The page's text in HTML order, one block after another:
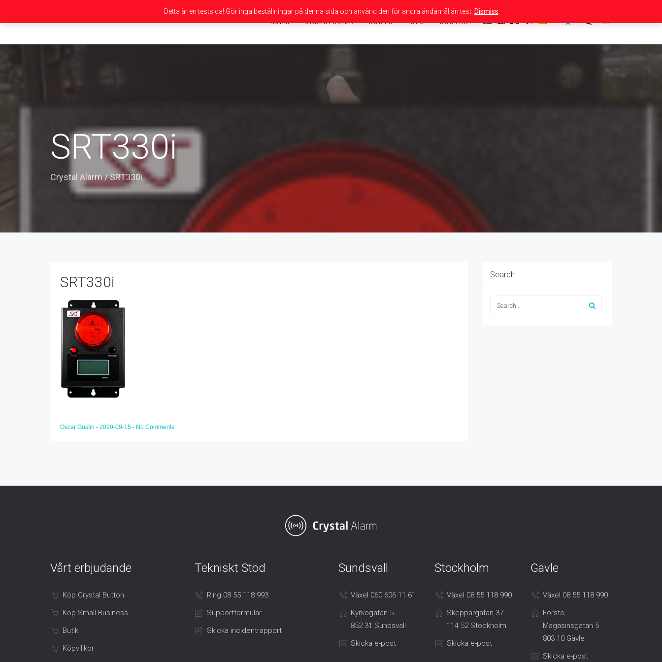
HJEM CASESTUDIER KONTO INFO KONTAKT
SRT330i
Crystal Alarm/SRT330i
SRT330i
Oscar Gustin - 2020-09-15 - No Comments
Search
Vårt erbjudande
Köp Crystal Button
Köp Small Business
Butik
Köpvillkor
Tekniskt Stöd
Ring 08 55 118 993
Supportformulär
Skicka incidentrapport
Sundsvall
Växel 060 606 11 61
Kyrkogatan 5
852 31 Sundsvall
Skicka e-post
Stockholm
Växel 08 55 118 990
Skeppargatan 37
114 52 Stockholm
Skicka e-post
Gävle
Växel 08 55 118 990
Första
Magasinsgatan 5
803 10 Gävle
Skicka e-post
Detta är en testsida! Gör inga beställningar på denna sida och använd den för andra ändamål än test. Dismiss